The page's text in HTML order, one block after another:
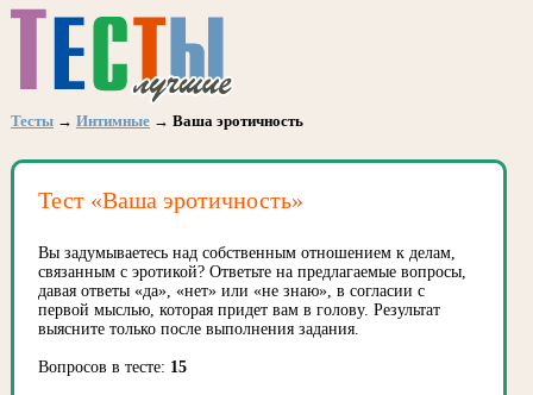
Тесты → Интимные → Ваша эротичность
Тест «Ваша эротичность»
Вы задумываетесь над собственным отношением к делам,
связанным с эротикой? Ответьте на предлагаемые вопросы,
давая ответы «да», «нет» или «не знаю», в согласии с
первой мыслью, которая придет вам в голову. Результат
выясните только после выполнения задания.
Вопросов в тесте: 15